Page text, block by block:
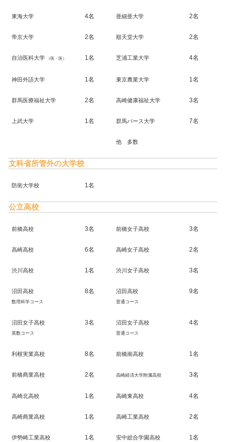
東海大学 4名 亜細亜大学 2名
帝京大学 2名 順天堂大学 2名
自治医科大学 （医・医） 1名 芝浦工業大学 4名
神田外語大学 1名 東京農業大学 1名
群馬医療福祉大学 2名 高崎健康福祉大学 3名
上武大学 1名 群馬パース大学 7名
他 多数
文科省所管外の大学校
防衛大学校 1名
公立高校
前橋高校 3名 前橋女子高校 3名
高崎高校 6名 高崎女子高校 2名
渋川高校 1名 渋川女子高校 3名
沼田高校
数理科学コース
8名 沼田高校
普通コース
9名
沼田女子高校
英数コース
3名 沼田女子高校
普通コース
4名
利根実業高校 8名 前橋南高校 1名
前橋商業高校 2名 高崎経済大学附属高校 3名
高崎北高校 1名 高崎東高校 4名
高崎商業高校 1名 高崎工業高校 2名
伊勢崎工業高校 1名 安中総合学園高校 1名